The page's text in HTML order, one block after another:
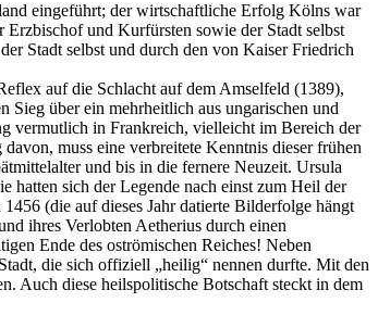
eingeführt; der wirtschaftliche Erfolg Kölns war
und Kurfürsten sowie der Stadt selbst
Stadt selbst und durch den von Kaiser Friedrich
auf die Schlacht auf dem Amselfeld (1389),
Sieg über ein mehrheitlich aus ungarischen und
vermutlich in Frankreich, vielleicht im Bereich der
muss eine verbreitete Kenntnis dieser frühen
und bis in die fernere Neuzeit. Ursula
hatten sich der Legende nach einst zum Heil der
(die auf dieses Jahr datierte Bilderfolge hängt
ihres Verlobten Aetherius durch einen
Ende des oströmischen Reiches! Neben
die sich offiziell „heilig“ nennen durfte. Mit den
Auch diese heilspolitische Botschaft steckt in dem